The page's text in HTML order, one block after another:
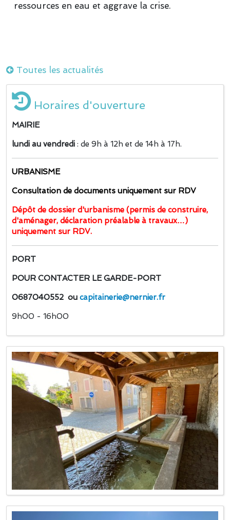
ressources en eau et aggrave la crise.
Toutes les actualités
Horaires d'ouverture
MAIRIE
lundi au vendredi : de 9h à 12h et de 14h à 17h.
URBANISME
Consultation de documents uniquement sur RDV
Dépôt de dossier d'urbanisme (permis de construire,
d'aménager, déclaration préalable à travaux…)
uniquement sur RDV.
PORT
POUR CONTACTER LE GARDE-PORT
0687040552 ou capitainerie@nernier.fr
9h00 - 16h00